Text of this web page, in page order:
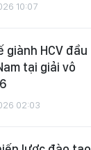
10:07
giành HCV đầu
tại giải vô
02:03